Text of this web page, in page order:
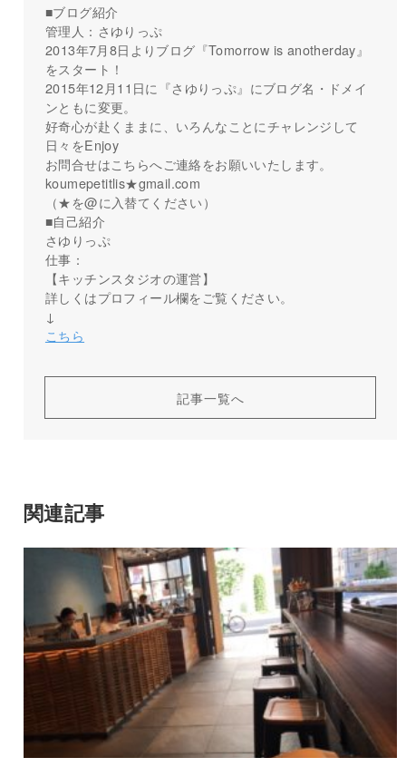
■ブログ紹介
管理人：さゆりっぷ
2013年7月8日よりブログ『Tomorrow is anotherday』
をスタート！
2015年12月11日に『さゆりっぷ』にブログ名・ドメイ
ンともに変更。
好奇心が赴くままに、いろんなことにチャレンジして
日々をEnjoy
お問合せはこちらへご連絡をお願いいたします。
koumepetitlis★gmail.com
（★を@に入替てください）
■自己紹介
さゆりっぷ
仕事：
【キッチンスタジオの運営】
詳しくはプロフィール欄をご覧ください。
↓
こちら
記事一覧へ
関連記事